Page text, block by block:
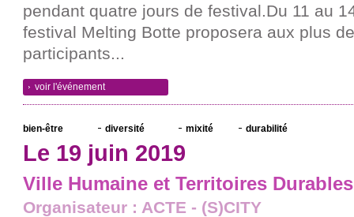
pendant quatre jours de festival.Du 11 au
festival Melting Botte proposera aux plus
participants...
voir l'événement
Le 19 juin 2019
Ville Humaine et Territoires Durables
Organisateur : ACTE - (S)CITY
bien-être diversité mixité durabilité